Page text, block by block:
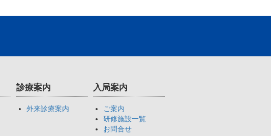
診療案内
外来診療案内
入局案内
ご案内
研修施設一覧
お問合せ